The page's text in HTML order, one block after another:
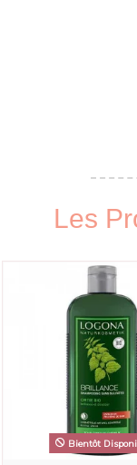
Les
Bientôt